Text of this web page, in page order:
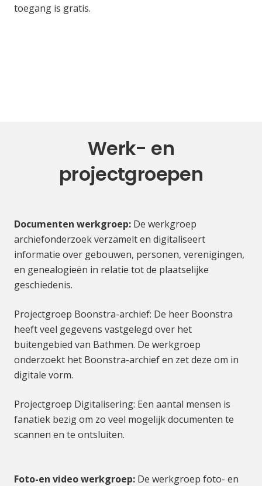
toegang is gratis.
Werk- en
projectgroepen
Documenten werkgroep: De werkgroep
archiefonderzoek verzamelt en digitaliseert
informatie over gebouwen, personen, verenigingen,
en genealogieën in relatie tot de plaatselijke
geschiedenis.
Projectgroep Boonstra-archief: De heer Boonstra
heeft veel gegevens vastgelegd over het
buitengebied van Bathmen. De werkgroep
onderzoekt het Boonstra-archief en zet deze om in
digitale vorm.
Projectgroep Digitalisering: Een aantal mensen is
fanatiek bezig om zo veel mogelijk documenten te
scannen en te ontsluiten.
Foto-en video werkgroep: De werkgroep foto- en